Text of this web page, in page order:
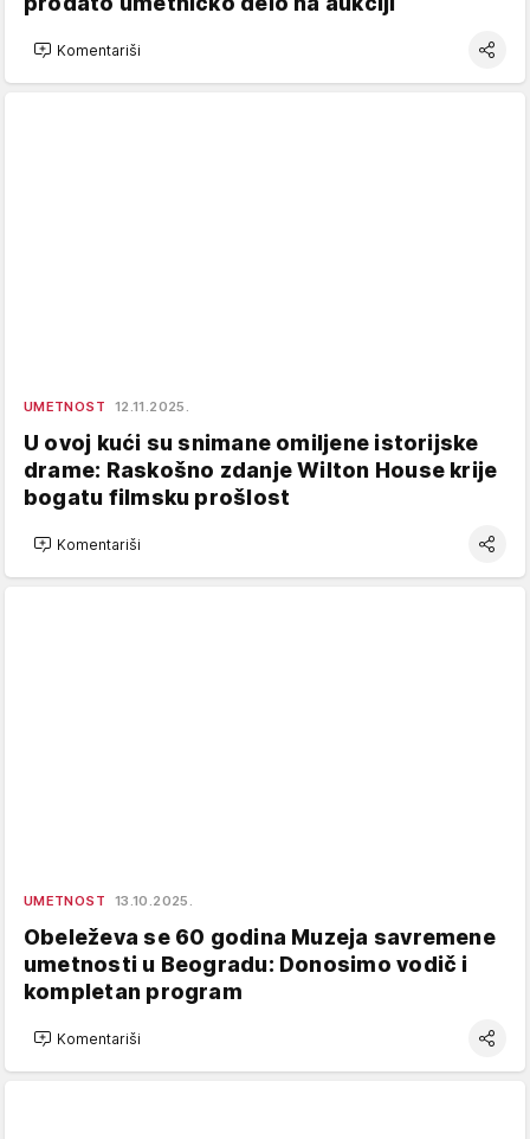
Komentariši
UMETNOST 12.11.2025.
U ovoj kući su snimane omiljene istorijske
drame: Raskošno zdanje Wilton House krije
bogatu filmsku prošlost
Komentariši
UMETNOST 13.10.2025.
Obeleževa se 60 godina Muzeja savremene
umetnosti u Beogradu: Donosimo vodič i
kompletan program
Komentariši